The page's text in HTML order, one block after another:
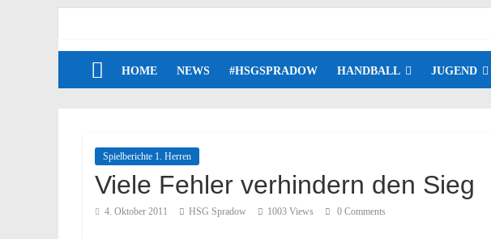
HOME NEWS #HSGSPRADOW HANDBALL JUGEND
Spielberichte 1. Herren
Viele Fehler verhindern den Sieg
4. Oktober 2011 HSG Spradow 1003 Views 0 Comments